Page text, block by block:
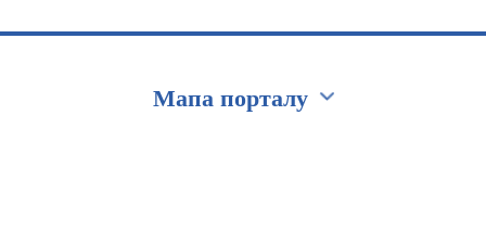
Мапа порталу